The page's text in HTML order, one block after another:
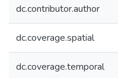
dc.contributor.author
dc.coverage.spatial
dc.coverage.temporal